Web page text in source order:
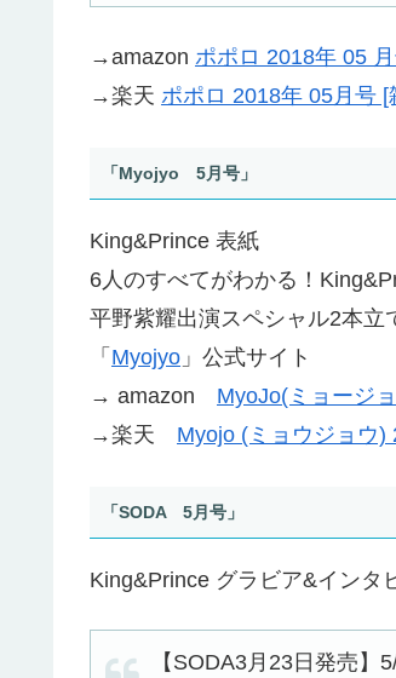
→amazon ポポロ 2018年 05
→楽天 ポポロ 2018年 05月号 [
「Myojyo 5月号」
King&Prince 表紙
6人のすべてがわかる！
平野紫耀出演スペシャル2本立
「 Myojyo 」公式サイト
→ amazon MyoJo(ミョージ
→楽天 Myojo (ミョウジョウ)
「SODA 5月号」
King&Prince グラビア&インタ
【SODA3月23日発売